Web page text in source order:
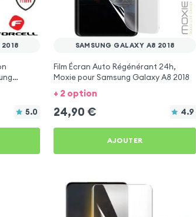
2018
5.0
SAMSUNG GALAXY A8 2018
Film Écran Auto Régénérant 24h,
Moxie pour Samsung Galaxy A8 2018
+ 2 option
24,90 € 4.9
AJOUTER